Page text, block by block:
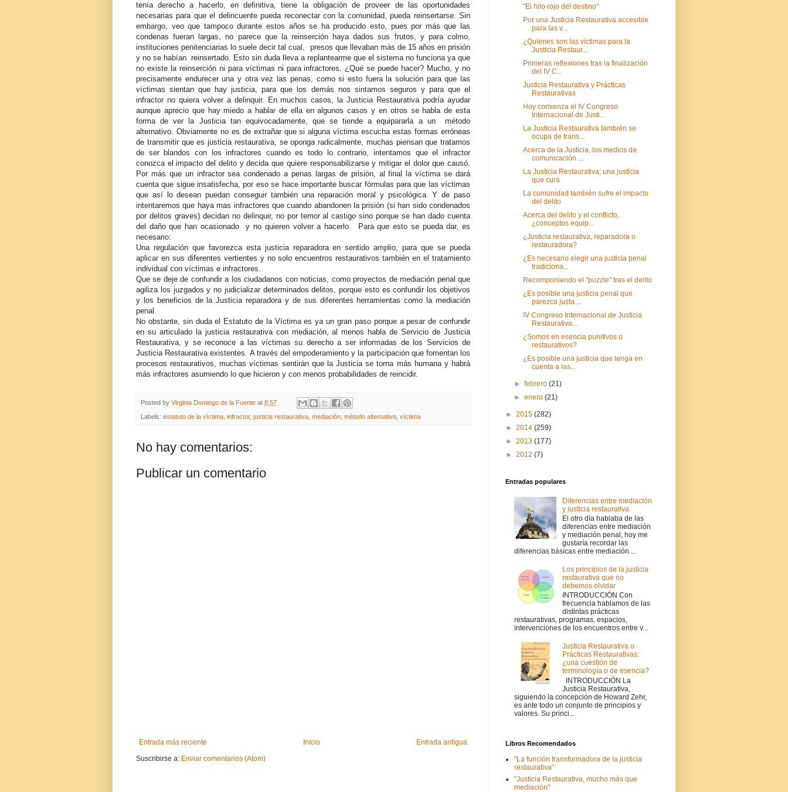
tenía derecho a hacerlo, en definitiva, tiene la obligación de proveer de las oportunidades
necesarias para que el delincuente pueda reconectar con la comunidad, pueda reinsertarse. Sin
embargo, veo que tampoco durante estos años se ha producido esto, pues por más que las
condenas fueran largas, no parece que la reinserción haya dados sus frutos, y para colmo,
instituciones penitenciarias lo suele decir tal cual, presos que llevaban más de 15 años en prisión
y no se habían reinsertado. Esto sin duda lleva a replantearme que el sistema no funciona ya que
no existe la reinserción ni para víctimas ni para infractores. ¿Qué se puede hacer? Mucho, y no
precisamente endurecer una y otra vez las penas, como si esto fuera la solución para que las
víctimas sientan que hay justicia, para que los demás nos sintamos seguros y para que el
infractor no quiera volver a delinquir. En muchos casos, la Justicia Restaurativa podría ayudar
aunque aprecio que hay miedo a hablar de ella en algunos casos y en otros se habla de esta
forma de ver la Justicia tan equivocadamente, que se tiende a equipararla a un método
alternativo. Obviamente no es de extrañar que si alguna víctima escucha estas formas erróneas
de transmitir que es justicia restaurativa, se oponga radicalmente, muchas piensan que tratamos
de ser blandos con los infractores cuando es todo lo contrario, intentamos que el infractor
conozca el impacto del delito y decida que quiere responsabilizarse y mitigar el dolor que causó.
Por más que un infractor sea condenado a penas largas de prisión, al final la víctima se dará
cuenta que sigue insatisfecha, por eso se hace importante buscar fórmulas para que las víctimas
que así lo desean puedan conseguir también una reparación moral y psicológica. Y de paso
intentaremos que haya mas infractores que cuando abandonen la prisión (si han sido condenados
por delitos graves) decidan no delinquir, no por temor al castigo sino porque se han dado cuenta
del daño que han ocasionado y no quieren volver a hacerlo. Para que esto se pueda dar, es
necesario:
Una regulación que favorezca esta justicia reparadora en sentido amplio, para que se pueda
aplicar en sus diferentes vertientes y no solo encuentros restaurativos también en el tratamiento
individual con víctimas e infractores.
Que se deje de confundir a los ciudadanos con noticias, como proyectos de mediación penal que
agiliza los juzgados y no judicializar determinados delitos, porque esto es confundir los objetivos
y los beneficios de la Justicia reparadora y de sus diferentes herramientas como la mediación
penal.
No obstante, sin duda el Estatuto de la Víctima es ya un gran paso porque a pesar de confundir
en su articulado la justicia restaurativa con mediación, al menos habla de Servicio de Justicia
Restaurativa, y se reconoce a las víctimas su derecho a ser informadas de los Servicios de
Justicia Restaurativa existentes. A través del empoderamiento y la participación que fomentan los
procesos restaurativos, muchas víctimas sentirán que la Justicia se torna más humana y habrá
más infractores asumiendo lo que hicieron y con menos probabilidades de reincidir.
Posted by Virginia Domingo de la Fuente at 8:57
Labels: estatuto de la víctima, infractor, justicia restaurativa, mediación, método alternativo, víctima
No hay comentarios:
Publicar un comentario
Entrada más reciente Entrada antigua
Inicio
Suscribirse a: Enviar comentarios (Atom)
"El hilo rojo del destino"
Por una Justicia Restaurativa accesible
para las v...
¿Quienes son las víctimas para la
Justicia Restaur...
Primeras reflexiones tras la finalización
del IV C...
Justicia Restaurativa y Prácticas
Restaurativas
Hoy comienza el IV Congreso
Internacional de Justi...
La Justicia Restaurativa también se
ocupa de trans...
Acerca de la Justicia, los medios de
comunicación ...
La Justicia Restaurativa; una justicia
que cura
La comunidad también sufre el impacto
del delito
Acerca del delito y el conflicto,
¿conceptos equip...
¿Justicia restaurativa, reparadora o
restauradora?
¿Es necesario elegir una justicia penal
tradiciona...
Recomponiendo el "puzzle" tras el delito
¿Es posible una justicia penal que
parezca justa ...
IV Congreso Internacional de Justicia
Restaurativa...
¿Somos en esencia punitivos o
restaurativos?
¿Es posible una justicia que tenga en
cuenta a las...
►febrero(21)
►enero(21)
► 2015 (282)
► 2014 (259)
► 2013 (177)
► 2012 (7)
Entradas populares
Diferencias entre mediación
y justicia restaurativa
El otro día hablaba de las
diferencias entre mediación
y mediación penal, hoy me
gustaría recordar las
diferencias básicas entre mediación ...
Los principios de la justicia
restaurativa que no
debemos olvidar
INTRODUCCIÓN Con
frecuencia hablamos de las
distintas prácticas
restaurativas, programas, espacios,
intervenciones de los encuentros entre v...
Justicia Restaurativa o
Prácticas Restaurativas:
¿una cuestión de
terminología o de esencia?
INTRODUCCIÓN La
Justicia Restaurativa,
siguiendo la concepción de Howard Zehr,
es ante todo un conjunto de principios y
valores. Su princi...
Libros Recomendados
"La función transformadora de la justicia
restaurativa"
"Justicia Restaurativa, mucho más que
mediación"